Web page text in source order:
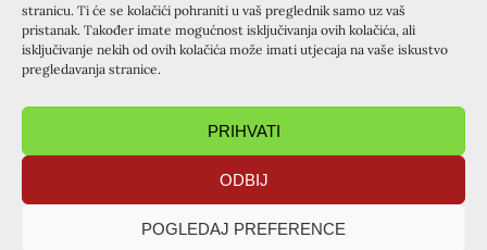
stranicu. Ti će se kolačići pohraniti u vaš preglednik samo uz vaš
pristanak. Također imate mogućnost isključivanja ovih kolačića, ali
isključivanje nekih od ovih kolačića može imati utjecaja na vaše iskustvo
pregledavanja stranice.
PRIHVATI
ODBIJ
POGLEDAJ PREFERENCE
Knjigu ćete moći podići u tajništvima Kursilja u Zagrebu,
Varaždinu i Zadru, te kod naših suradnika u Slavoniji
(obitelj Šarčević iz Belišća) i Hercegovini (Branka Protrka
iz Posušja). O tome ćete biti obaviješteni. Vaše je
postupiti po uputi što slijedi:
prijaviti se za knjigu putem obrasca na ovoj